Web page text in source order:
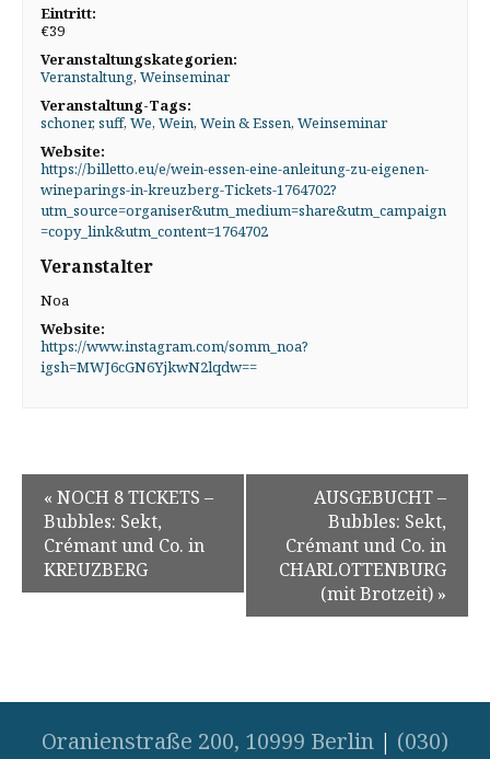
Eintritt:
€39
Veranstaltungskategorien:
Veranstaltung,Weinseminar
Veranstaltung-Tags:
schoner,suff,We,Wein,Wein & Essen,Weinseminar
Website:
https://billetto.eu/e/wein-essen-eine-anleitung-zu-eigenen-
wineparings-in-kreuzberg-Tickets-1764702?
utm_source=organiser&utm_medium=share&utm_campaign
=copy_link&utm_content=1764702
Veranstalter
Noa
Website:
https://www.instagram.com/somm_noa?
igsh=MWJ6cGN6YjkwN2lqdw==
« NOCH 8 TICKETS –
Bubbles: Sekt,
Crémant und Co. in
KREUZBERG
AUSGEBUCHT –
Bubbles: Sekt,
Crémant und Co. in
CHARLOTTENBURG
(mit Brotzeit) »
Oranienstraße 200, 10999 Berlin | (030)